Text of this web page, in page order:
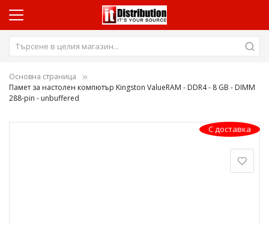
Основна страница
Памет за настолен компютър Kingston ValueRAM - DDR4 - 8 GB - DIMM
288-pin - unbuffered
С доставка